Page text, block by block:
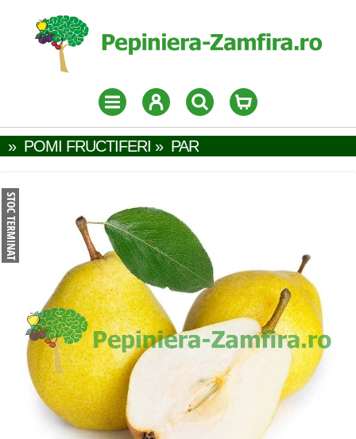
» POMI FRUCTIFERI » PAR